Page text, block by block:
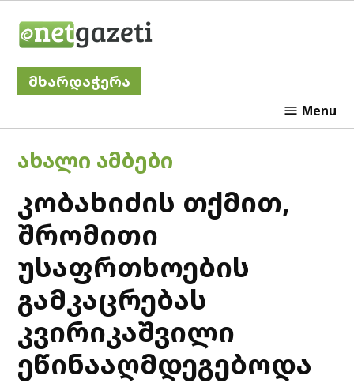
მხარდაჭერა
Menu
POSTED
ᲐᲮᲐᲚᲘ ᲐᲛᲑᲔᲑᲘ
კობახიძის თქმით,
შრომითი
უსაფრთხოების
გამკაცრებას
კვირიკაშვილი
ეწინააღმდეგებოდა